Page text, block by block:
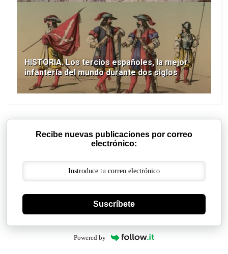
HISTORIA. Los tercios españoles, la mejor
infantería del mundo durante dos siglos
Recibe nuevas publicaciones por correo
electrónico:
Suscríbete
Powered by